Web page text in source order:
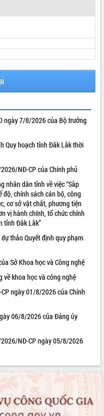
ngày 7/8/2026 của Bộ trưởng
Quy hoạch tỉnh Đắk Lắk thời
NĐ-CP của Chính phủ
nhân dân tỉnh về việc “Sắp
độ, chính sách cán bộ, công
cơ sở vật chất, phương tiện
vị hành chính, tổ chức chính
tỉnh Đắk Lắk”
thảo Quyết định quy phạm
Sở Khoa học và Công nghệ
về khoa học và công nghệ
ngày 01/8/2026 của Chính
06/8/2026 của Đảng ủy
NĐ-CP ngày 05/8/2026